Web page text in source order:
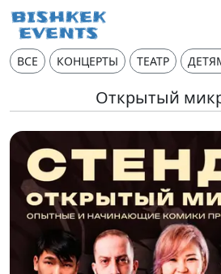
ВСЕ КОНЦЕРТЫ ТЕАТР
Открытый